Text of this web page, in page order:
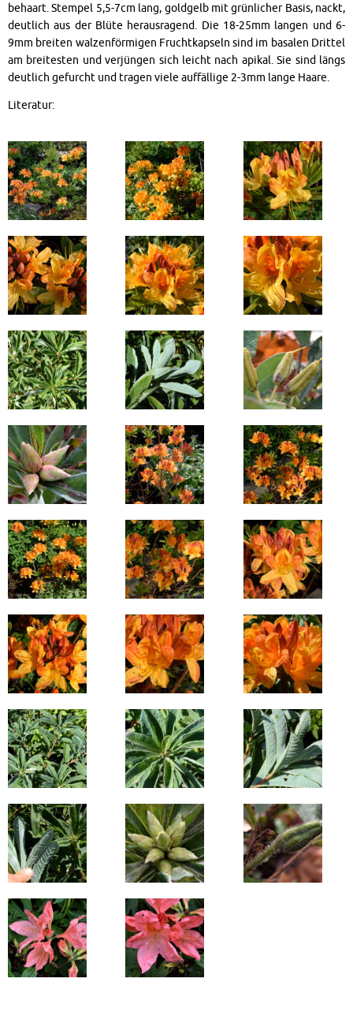
behaart. Stempel 5,5-7cm lang, goldgelb mit grünlicher Basis, nackt,
deutlich aus der Blüte herausragend. Die 18-25mm langen und 6-
9mm breiten walzenförmigen Fruchtkapseln sind im basalen Drittel
am breitesten und verjüngen sich leicht nach apikal. Sie sind längs
deutlich gefurcht und tragen viele auffällige 2-3mm lange Haare.
Literatur: